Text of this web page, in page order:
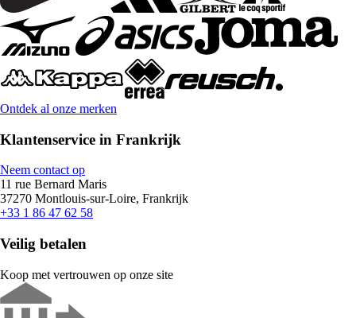
Ontdek al onze merken
Klantenservice in Frankrijk
Neem contact op
11 rue Bernard Maris
37270 Montlouis-sur-Loire, Frankrijk
+33 1 86 47 62 58
Veilig betalen
Koop met vertrouwen op onze site